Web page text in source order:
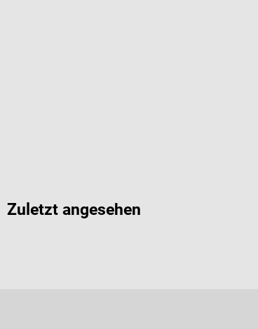
Zuletzt angesehen